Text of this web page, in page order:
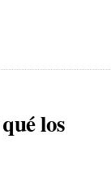
los